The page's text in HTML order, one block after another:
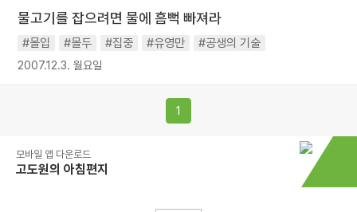
물고기를 잡으려면 물에 흠뻑 빠져라
#몰입 #몰두 #집중 #유영만 #공생의 기술
2007.12.3. 월요일
1
모바일 앱 다운로드
고도원의 아침편지